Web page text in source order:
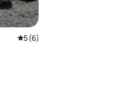
Gemiddelde beoordeling van 5 uit
5 (6)